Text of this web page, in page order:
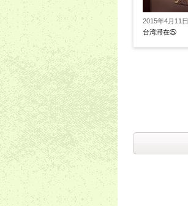
2015年4月11日
台湾滞在⑤